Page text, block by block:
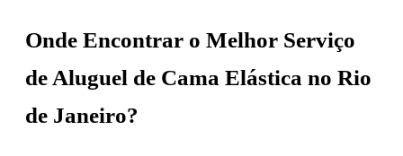
Onde Encontrar o Melhor Serviço
de Aluguel de Cama Elástica no Rio
de Janeiro?